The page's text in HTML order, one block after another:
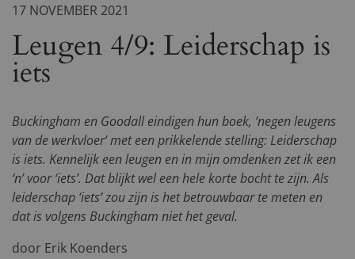
17 NOVEMBER 2021
Leugen 4/9: Leiderschap is
iets
Buckingham en Goodall eindigen hun boek, ‘negen leugens
van de werkvloer’ met een prikkelende stelling: Leiderschap
is iets. Kennelijk een leugen en in mijn omdenken zet ik een
‘n’ voor ‘iets’. Dat blijkt wel een hele korte bocht te zijn. Als
leiderschap ‘iets’ zou zijn is het betrouwbaar te meten en
dat is volgens Buckingham niet het geval.
door Erik Koenders